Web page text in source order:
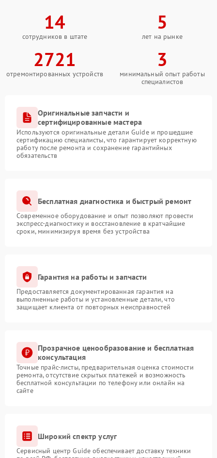
14
сотрудников в штате
5
лет на рынке
2721
отремонтированных устройств
3
минимальный опыт работы
специалистов
Оригинальные запчасти и
сертифицированные мастера
Используются оригинальные детали Guide и прошедшие
сертификацию специалисты, что гарантирует корректную
работу после ремонта и сохранение гарантийных
обязательств
Бесплатная диагностика и быстрый ремонт
Современное оборудование и опыт позволяют провести
экспресс-диагностику и восстановление в кратчайшие
сроки, минимизируя время без устройства
Гарантия на работы и запчасти
Предоставляется документированная гарантия на
выполненные работы и установленные детали, что
защищает клиента от повторных неисправностей
Прозрачное ценообразование и бесплатная
консультация
Точные прайс-листы, предварительная оценка стоимости
ремонта, отсутствие скрытых платежей и возможность
бесплатной консультации по телефону или онлайн на
сайте
Широкий спектр услуг
Сервисный центр Guide обеспечивает доставку техники